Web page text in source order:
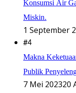
Konsumsi Air
Miskin.
1 September
#4
Makna
Publik
7 Mei 202320